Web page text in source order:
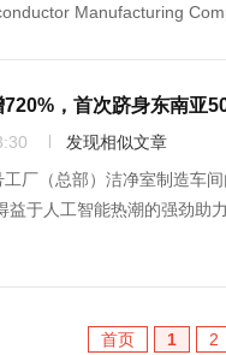
Manufacturing
，首次跻身东南亚
发现相似文章
厂（总部）洁净室制造车
益于人工智能热潮的强劲助
首页 1 2